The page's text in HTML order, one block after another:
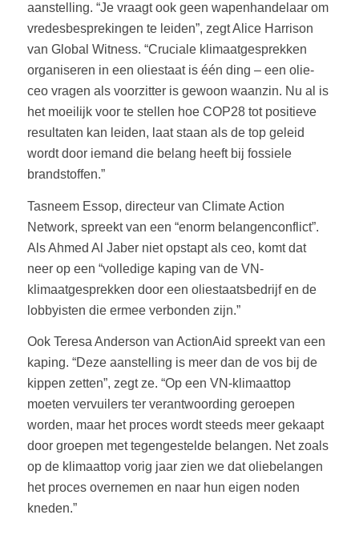
aanstelling. “Je vraagt ook geen wapenhandelaar om
vredesbesprekingen te leiden”, zegt Alice Harrison
van Global Witness. “Cruciale klimaatgesprekken
organiseren in een oliestaat is één ding – een olie-
ceo vragen als voorzitter is gewoon waanzin. Nu al is
het moeilijk voor te stellen hoe COP28 tot positieve
resultaten kan leiden, laat staan als de top geleid
wordt door iemand die belang heeft bij fossiele
brandstoffen.”
Tasneem Essop, directeur van Climate Action
Network, spreekt van een “enorm belangenconflict”.
Als Ahmed Al Jaber niet opstapt als ceo, komt dat
neer op een “volledige kaping van de VN-
klimaatgesprekken door een oliestaatsbedrijf en de
lobbyisten die ermee verbonden zijn.”
Ook Teresa Anderson van ActionAid spreekt van een
kaping. “Deze aanstelling is meer dan de vos bij de
kippen zetten”, zegt ze. “Op een VN-klimaattop
moeten vervuilers ter verantwoording geroepen
worden, maar het proces wordt steeds meer gekaapt
door groepen met tegengestelde belangen. Net zoals
op de klimaattop vorig jaar zien we dat oliebelangen
het proces overnemen en naar hun eigen noden
kneden.”